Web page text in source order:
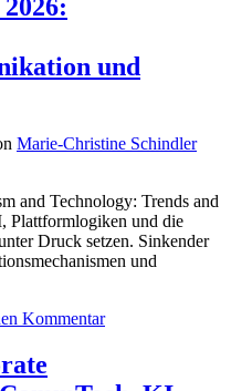
und
Marie-Christine Schindler
and Technology: Trends and
Plattformlogiken und die
Druck setzen. Sinkender
und
Kommentar